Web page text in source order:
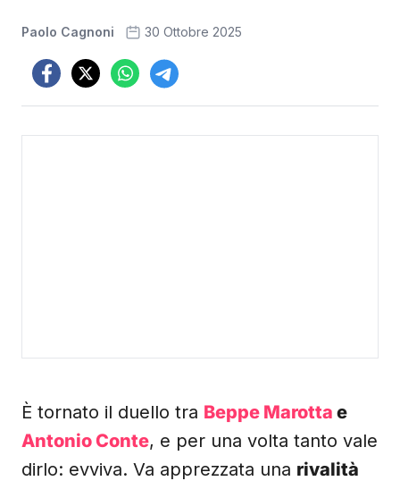
Paolo Cagnoni 30 Ottobre 2025
È tornato il duello tra Beppe Marotta e
Antonio Conte, e per una volta tanto vale
dirlo: evviva. Va apprezzata una rivalità